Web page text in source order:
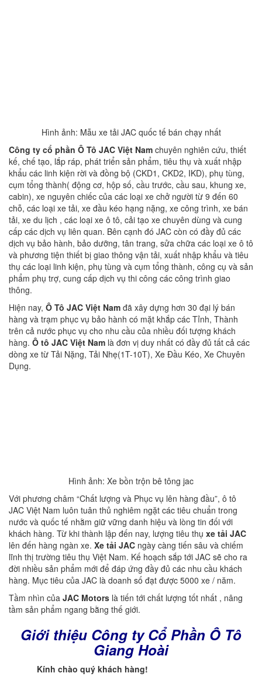
Hình ảnh: Mẫu xe tải JAC quốc tế bán chạy nhất
Công ty cổ phần Ô Tô JAC Việt Nam chuyên nghiên cứu, thiết
kế, chế tạo, lắp ráp, phát triển sản phẩm, tiêu thụ và xuất nhập
khẩu các linh kiện rời và đồng bộ (CKD1, CKD2, IKD), phụ tùng,
cụm tổng thành( động cơ, hộp số, cầu trước, cầu sau, khung xe,
cabin), xe nguyên chiếc của các loại xe chở người từ 9 đến 60
chỗ, các loại xe tải, xe đầu kéo hạng nặng, xe công trình, xe bán
tải, xe du lịch , các loại xe ô tô, cải tạo xe chuyên dùng và cung
cấp các dịch vụ liên quan. Bên cạnh đó JAC còn có đầy đủ các
dịch vụ bảo hành, bảo dưỡng, tân trang, sửa chữa các loại xe ô tô
và phương tiện thiết bị giao thông vận tải, xuất nhập khẩu và tiêu
thụ các loại linh kiện, phụ tùng và cụm tổng thành, công cụ và sản
phẩm phụ trợ, cung cấp dịch vụ thi công các công trình giao
thông.
Hiện nay, Ô Tô JAC Việt Nam đã xây dựng hơn 30 đại lý bán
hàng và trạm phục vụ bảo hành có mặt khắp các Tỉnh, Thành
trên cả nước phục vụ cho nhu cầu của nhiều đối tượng khách
hàng. Ô tô JAC Việt Nam là đơn vị duy nhất có đầy đủ tất cả các
dòng xe từ Tải Nặng, Tải Nhẹ(1T-10T), Xe Đầu Kéo, Xe Chuyên
Dụng.
Hình ảnh: Xe bồn trộn bê tông jac
Với phương châm “Chất lượng và Phục vụ lên hàng đầu”, ô tô
JAC Việt Nam luôn tuân thủ nghiêm ngặt các tiêu chuẩn trong
nước và quốc tế nhằm giữ vững danh hiệu và lòng tin đối với
khách hàng. Từ khi thành lập đến nay, lượng tiêu thụ xe tải JAC
lên đến hàng ngàn xe. Xe tải JAC ngày càng tiến sâu và chiếm
lĩnh thị trường tiêu thụ Việt Nam. Kế hoạch sắp tới JAC sẽ cho ra
đời nhiều sản phẩm mới để đáp ứng đầy đủ các nhu cầu khách
hàng. Mục tiêu của JAC là doanh số đạt được 5000 xe / năm.
Tầm nhìn của JAC Motors là tiến tới chất lượng tốt nhất , nâng
tầm sản phẩm ngang bằng thế giới.
Giới thiệu Công ty Cổ Phần Ô Tô
Giang Hoài
Kính chào quý khách hàng!